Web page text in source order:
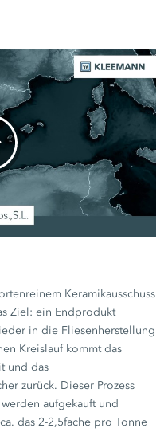
Keramikausschuss
Ziel: ein Endprodukt
in die Fliesenherstellung
Kreislauf kommt das
und das
zurück. Dieser Prozess
aufgekauft und
das2-2,5fache pro Tonne